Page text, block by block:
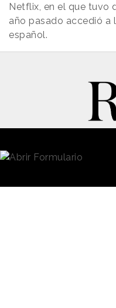
Netflix, en el que tuvo
año pasado accedió a
español.